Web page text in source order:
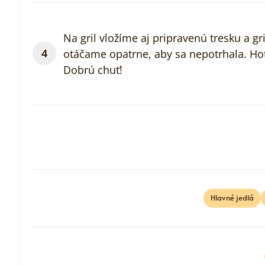
Na gril vložíme aj pripravenú tresku a
otáčame opatrne, aby sa nepotrhala.
Dobrú chuť!
Hlavné jedlá